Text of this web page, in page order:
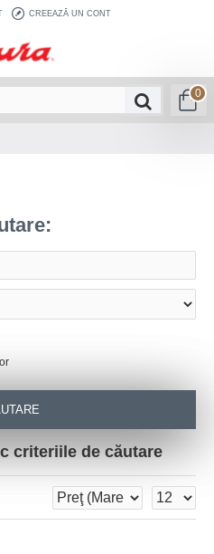
CREEAZĂ UN CONT
0
criteriile de căutare